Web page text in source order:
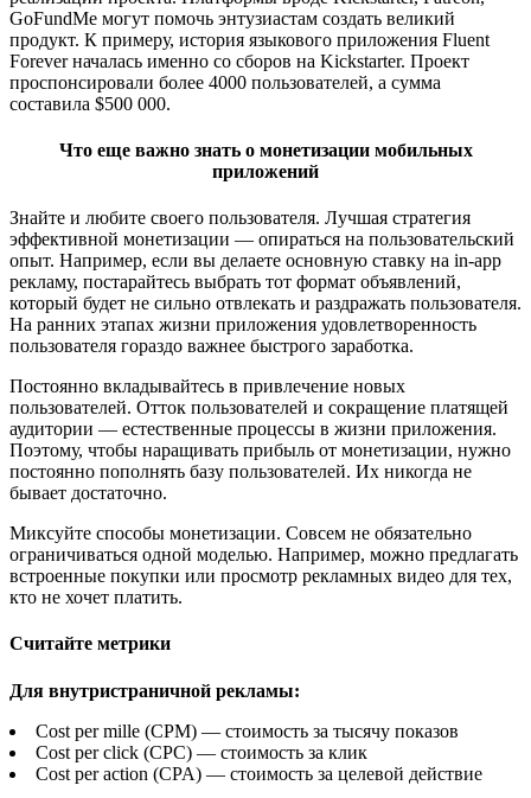
GoFundMe могут помочь энтузиастам создать великий
продукт. К примеру, история языкового приложения Fluent
Forever началась именно со сборов на Kickstarter. Проект
проспонсировали более 4000 пользователей, а сумма
составила $500 000.
Что еще важно знать о монетизации мобильных
приложений
Знайте и любите своего пользователя. Лучшая стратегия
эффективной монетизации — опираться на пользовательский
опыт. Например, если вы делаете основную ставку на in-app
рекламу, постарайтесь выбрать тот формат объявлений,
который будет не сильно отвлекать и раздражать пользователя.
На ранних этапах жизни приложения удовлетворенность
пользователя гораздо важнее быстрого заработка.
Постоянно вкладывайтесь в привлечение новых
пользователей. Отток пользователей и сокращение платящей
аудитории — естественные процессы в жизни приложения.
Поэтому, чтобы наращивать прибыль от монетизации, нужно
постоянно пополнять базу пользователей. Их никогда не
бывает достаточно.
Миксуйте способы монетизации. Совсем не обязательно
ограничиваться одной моделью. Например, можно предлагать
встроенные покупки или просмотр рекламных видео для тех,
кто не хочет платить.
Считайте метрики
Для внутристраничной рекламы:
Cost per mille (CPM) — стоимость за тысячу показов
Cost per click (CPC) — стоимость за клик
Cost per action (CPA) — стоимость за целевой действие